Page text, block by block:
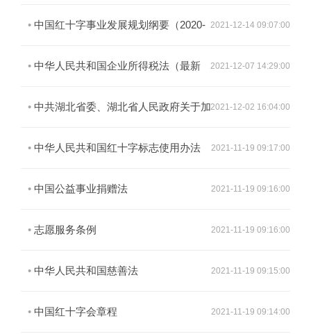
发展新局面
• 中国红十字事业发展规划纲要（2020-
2024年）
2021-12-14 09:07:00
• 中华人民共和国企业所得税法（最新
版）
2021-12-07 14:29:00
• 中共湖北省委、湖北省人民政府关于加
强新时期全省红十字会工作的意见
2021-12-02 16:04:00
• 中华人民共和国红十字标志使用办法 2021-11-19 09:17:00
• 中国公益事业捐赠法 2021-11-19 09:16:00
• 志愿服务条例 2021-11-19 09:16:00
• 中华人民共和国慈善法 2021-11-19 09:15:00
• 中国红十字会章程 2021-11-19 09:14:00